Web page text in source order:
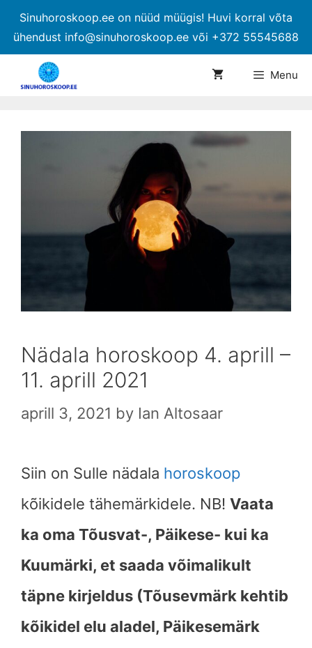
Sinuhoroskoop.ee on nüüd müügis! Huvi korral võta
ühendust info@sinuhoroskoop.ee või +372 55545688
Menu
Nädala horoskoop 4. aprill –
11. aprill 2021
aprill 3, 2021 by Ian Altosaar
Siin on Sulle nädala horoskoop
kõikidele tähemärkidele. NB! Vaata
ka oma Tõusvat-, Päikese- kui ka
Kuumärki, et saada võimalikult
täpne kirjeldus (Tõusevmärk kehtib
kõikidel elu aladel, Päikesemärk